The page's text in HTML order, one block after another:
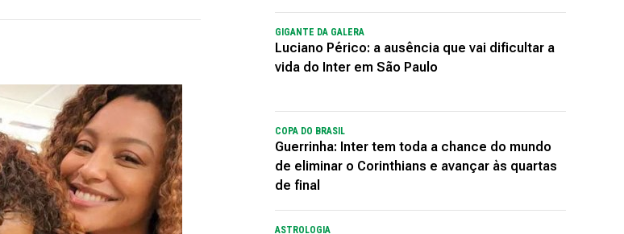
GIGANTE DA GALERA
Luciano Périco: a ausência que vai dificultar a
vida do Inter em São Paulo
COPA DO BRASIL
Guerrinha: Inter tem toda a chance do mundo
de eliminar o Corinthians e avançar às quartas
de final
ASTROLOGIA